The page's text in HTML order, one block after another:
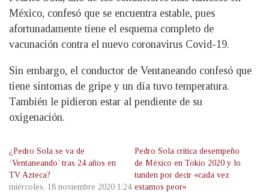
México, confesó que se encuentra estable, pues
afortunadamente tiene el esquema completo de
vacunación contra el nuevo coronavirus Covid-19.
Sin embargo, el conductor de Ventaneando confesó que
tiene síntomas de gripe y un día tuvo temperatura.
También le pidieron estar al pendiente de su
oxigenación.
¿Pedro Sola se va de
‘Ventaneando’ tras 24 años en
TV Azteca?
miércoles, 18 noviembre 2020 1:24
Pedro Sola critica desempeño
de México en Tokio 2020 y lo
tunden por decir «cada vez
estamos peor»